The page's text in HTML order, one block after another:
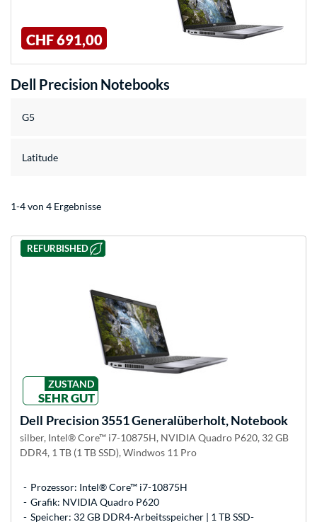
CHF 691,00
Dell Precision Notebooks
G5
Latitude
1-4 von 4 Ergebnisse
REFURBISHED
ZUSTAND
SEHR GUT
Dell Precision 3551 Generalüberholt, Notebook
silber, Intel® Core™ i7-10875H, NVIDIA Quadro P620, 32 GB
DDR4, 1 TB (1 TB SSD), Windwos 11 Pro
Prozessor: Intel® Core™ i7-10875H
Grafik: NVIDIA Quadro P620
Speicher: 32 GB DDR4-Arbeitsspeicher | 1 TB SSD-